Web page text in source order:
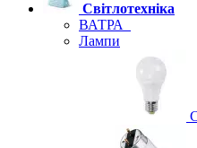
Світлотехніка
ВАТРА
Лампи